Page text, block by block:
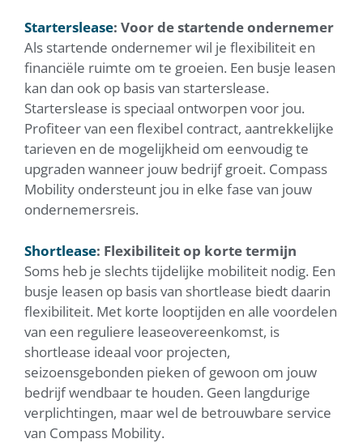
Starterslease: Voor de startende ondernemer
Als startende ondernemer wil je flexibiliteit en
financiële ruimte om te groeien. Een busje leasen
kan dan ook op basis van starterslease.
Starterslease is speciaal ontworpen voor jou.
Profiteer van een flexibel contract, aantrekkelijke
tarieven en de mogelijkheid om eenvoudig te
upgraden wanneer jouw bedrijf groeit. Compass
Mobility ondersteunt jou in elke fase van jouw
ondernemersreis.
Shortlease: Flexibiliteit op korte termijn
Soms heb je slechts tijdelijke mobiliteit nodig. Een
busje leasen op basis van shortlease biedt daarin
flexibiliteit. Met korte looptijden en alle voordelen
van een reguliere leaseovereenkomst, is
shortlease ideaal voor projecten,
seizoensgebonden pieken of gewoon om jouw
bedrijf wendbaar te houden. Geen langdurige
verplichtingen, maar wel de betrouwbare service
van Compass Mobility.